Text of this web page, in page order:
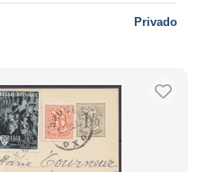
Privado